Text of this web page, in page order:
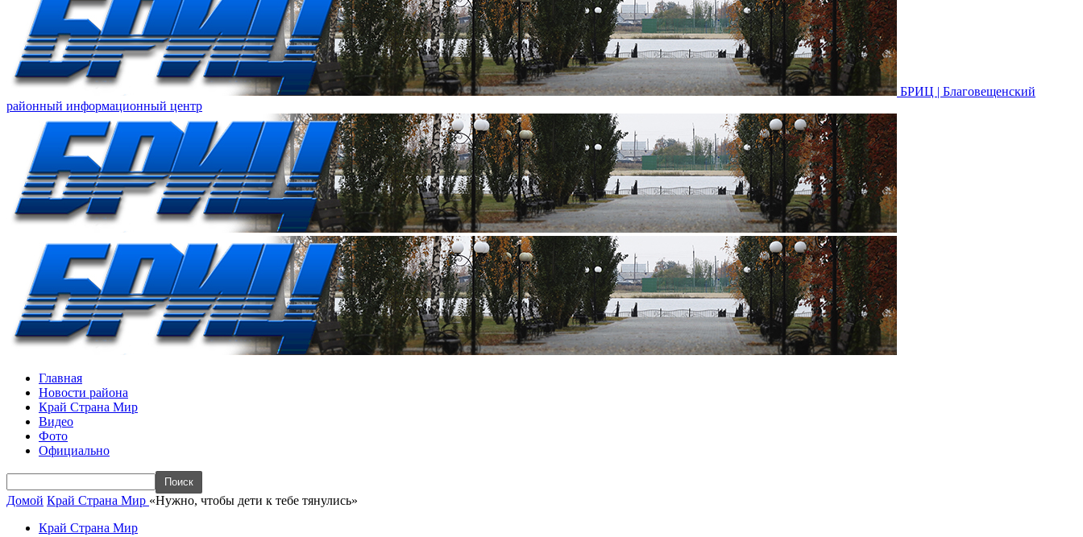
БРИЦ | Благовещенский
районный информационный центр
Главная
Новости района
Край Страна Мир
Видео
Фото
Официально
Домой Край Страна Мир «Нужно, чтобы дети к тебе тянулись»
Край Страна Мир